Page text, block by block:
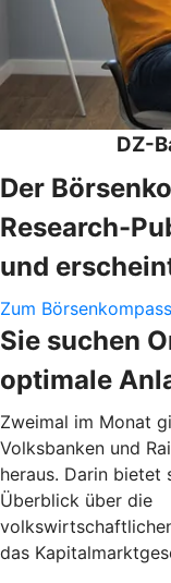
DZ-
Der
Research-
und
Zum Börsenkompass
Sie suchen
optimale
Zweimal im Monat
Volksbanken und
heraus. Darin bietet
Überblick über die
das